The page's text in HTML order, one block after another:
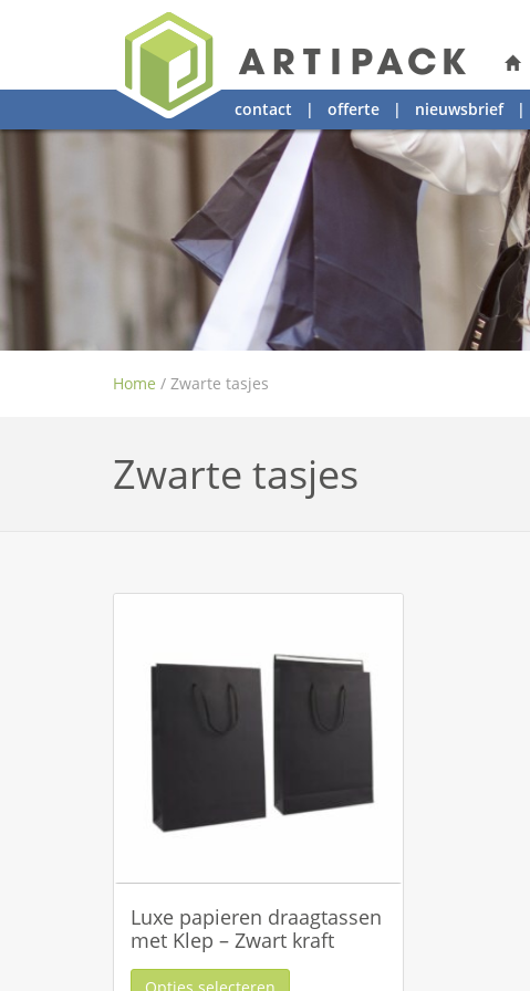
contact | offerte | nieuwsbrief|
Home / Zwarte tasjes
Zwarte tasjes
Luxe papieren draagtassen
met Klep – Zwart kraft
Opties selecteren